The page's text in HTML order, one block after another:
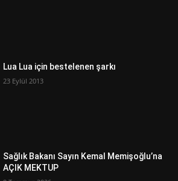
Lua Lua için bestelenen şarkı
23 Eylül 2013
Sağlık Bakanı Sayın Kemal Memişoğlu’na
AÇIK MEKTUP